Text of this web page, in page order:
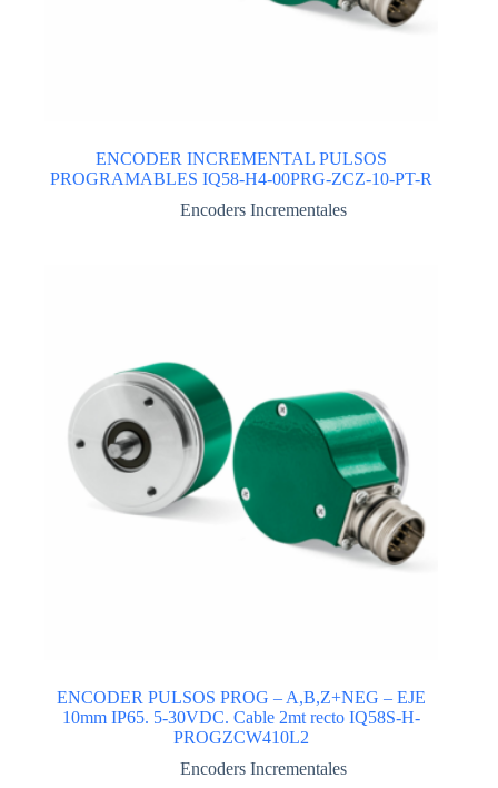
ENCODER INCREMENTAL PULSOS
PROGRAMABLES IQ58-H4-00PRG-ZCZ-10-PT-R
Encoders Incrementales
ENCODER PULSOS PROG – A,B,Z+NEG – EJE
10mm IP65. 5-30VDC. Cable 2mt recto IQ58S-H-
PROGZCW410L2
Encoders Incrementales